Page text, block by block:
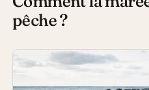
pêche ?